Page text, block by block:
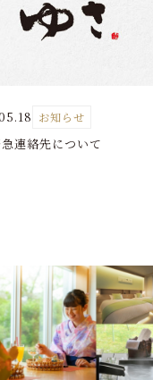
お知らせ
連絡先について
交通案内
プライバシーポリ
宿泊約款
パンフレット